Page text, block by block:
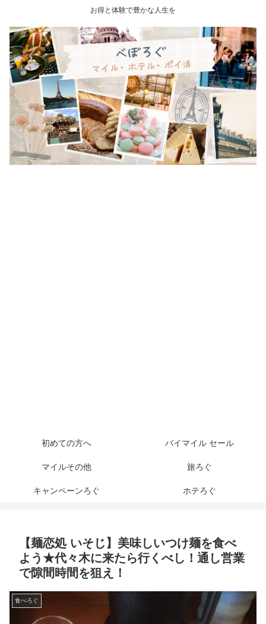
お得と体験で豊かな人生を
初めての方へ バイマイル セール
マイルその他 旅ろぐ
キャンペーンろぐ ホテろぐ
【麺恋処 いそじ】美味しいつけ麺を食べ
よう★代々木に来たら行くべし！通し営業
で隙間時間を狙え！
食べろぐ